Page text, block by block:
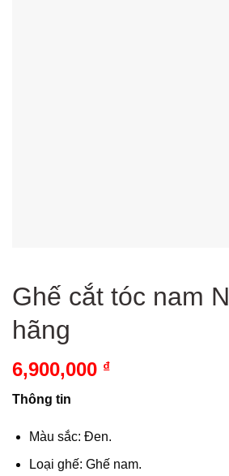
Ghế cắt tóc nam
hãng
6,900,000 ₫
Thông tin
Màu sắc: Đen.
Loại ghế: Ghế nam.